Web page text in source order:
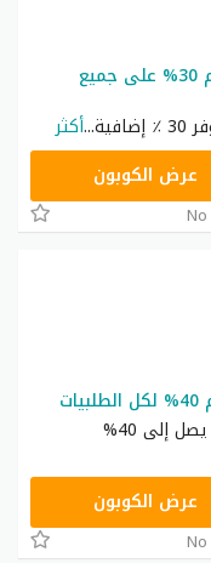
كوبون خصم فيكتوريا سيكرت 2026 خصم 30% على جميع
...أكثر
عرض الكوبون
تقدم فيكتوريا سيكرت الإمارات كود خصم يصل إلى 40%
عرض الكوبون